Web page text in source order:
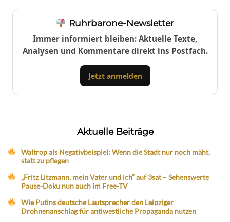
Ruhrbarone-Newsletter
Immer informiert bleiben: Aktuelle Texte,
Analysen und Kommentare direkt ins Postfach.
Jetzt anmelden
Aktuelle Beiträge
Waltrop als Negativbeispiel: Wenn die Stadt nur noch mäht,
statt zu pflegen
„Fritz Litzmann, mein Vater und ich“ auf 3sat – Sehenswerte
Pause-Doku nun auch im Free-TV
Wie Putins deutsche Lautsprecher den Leipziger
Drohnenanschlag für antiwestliche Propaganda nutzen